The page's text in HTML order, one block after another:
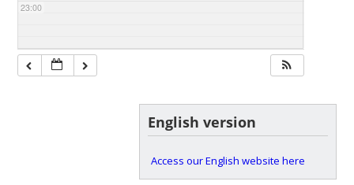
23:00
English version
Access our English website here